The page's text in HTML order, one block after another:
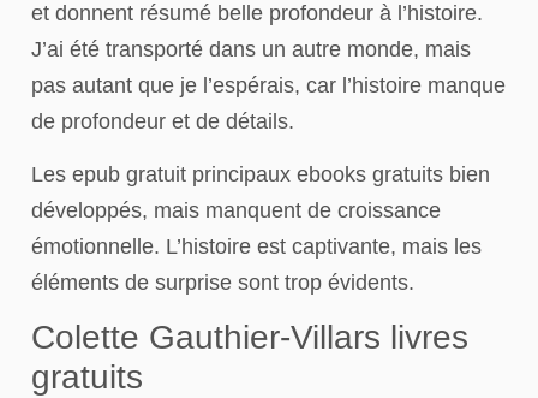
et donnent résumé belle profondeur à l’histoire.
J’ai été transporté dans un autre monde, mais
pas autant que je l’espérais, car l’histoire manque
de profondeur et de détails.
Les epub gratuit principaux ebooks gratuits bien
développés, mais manquent de croissance
émotionnelle. L’histoire est captivante, mais les
éléments de surprise sont trop évidents.
Colette Gauthier-Villars livres
gratuits